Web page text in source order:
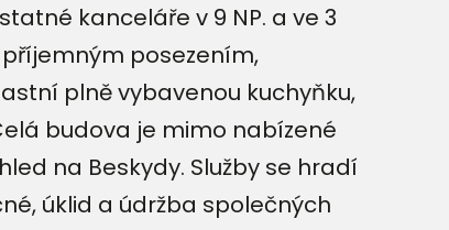
kanceláře v 9 NP. a ve 3
posezením,
plně vybavenou kuchyňku,
budova je mimo nabízené
na Beskydy. Služby se hradí
úklid a údržba společných